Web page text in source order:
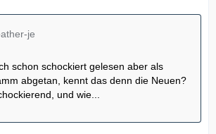
je
schon schockiert gelesen aber als
abgetan, kennt das denn die Neuen?
und wie...